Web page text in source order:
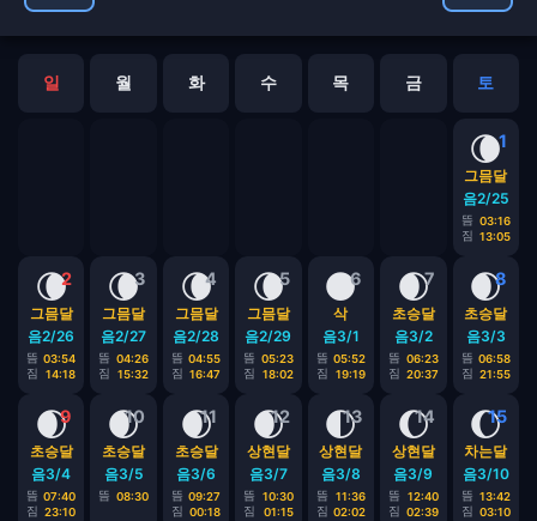
일 월 화 수 목 금 토
1
🌘
그믐달
음2/25
뜸 03:16
짐 13:05
2
🌘
그믐달
음2/26
뜸 03:54
짐
14:18
3
🌘
그믐달
음2/27
뜸 04:26
짐
15:32
4
🌘
그믐달
음2/28
뜸 04:55
짐 16:47
5
🌘
그믐달
음2/29
뜸 05:23
짐
18:02
6
🌑
삭
음3/1
뜸 05:52
짐
19:19
7
🌒
초승달
음3/2
뜸 06:23
짐 20:37
8
🌒
초승달
음3/3
뜸 06:58
짐 21:55
9
🌒
초승달
음3/4
뜸 07:40
짐 23:10
10
🌒
초승달
음3/5
뜸 08:30
11
🌒
초승달
음3/6
뜸 09:27
짐 00:18
12
🌒
상현달
음3/7
뜸
10:30
짐
01:15
13
🌓
상현달
음3/8
뜸
11:36
짐 02:02
14
🌔
상현달
음3/9
뜸
12:40
짐 02:39
15
🌔
차는달
음3/10
뜸 13:42
짐 03:10